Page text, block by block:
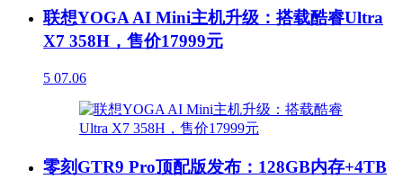
联想YOGA AI Mini主机升级：搭载酷睿Ultra
X7 358H，售价17999元
5 07.06
零刻GTR9 Pro顶配版发布：128GB内存+4TB